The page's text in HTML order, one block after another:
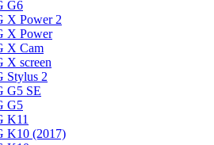
G6
X Power 2
X Power
X Cam
X screen
Stylus 2
G5 SE
G5
K11
K10 (2017)